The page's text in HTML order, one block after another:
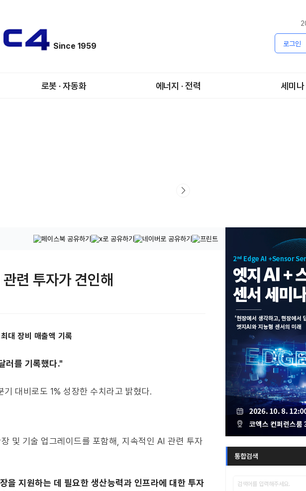
Since 1959 로그인
로봇 · 자동화 에너지 · 전력 세미나
련 투자가 견인해
대 장비 매출액 기록
를 기록했다."
대비로도 1% 성장한 수치라고 밝혔다.
및 기술 업그레이드를 포함해, 지속적인 AI 관련 투자
지원하는 데 필요한 생산능력과 인프라에 대한 투자
통합검색